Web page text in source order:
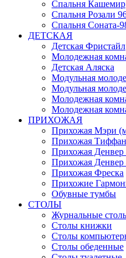
Спальня Кашемир
Спальня Розали
Спальня Соната-
ДЕТСКАЯ
Детская Фристайл
Молодежная
Детская Аляска
Модульная
Модульная
Молодежная
Молодежная
ПРИХОЖАЯ
Прихожая Мэри
Прихожая
Прихожая Денвер
Прихожая Денвер
Прихожая Фреска
Прихожие
Обувные тумбы
СТОЛЫ
Журнальные
Столы книжки
Столы
Столы обеденные